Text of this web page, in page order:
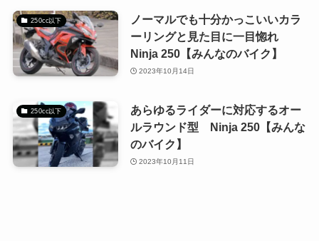
250cc以下
ノーマルでも十分かっこいいカラ
ーリングと見た目に一目惚れ
Ninja 250【みんなのバイク】
2023年10月14日
250cc以下
あらゆるライダーに対応するオー
ルラウンド型 Ninja 250【みんな
のバイク】
2023年10月11日